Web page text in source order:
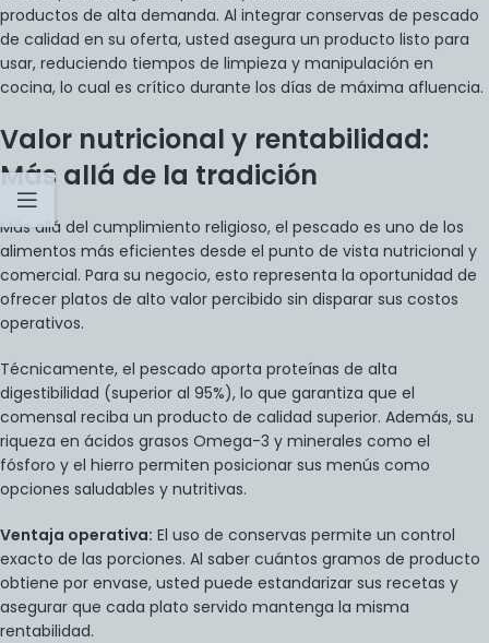
productos de alta demanda. Al integrar conservas de pescado
de calidad en su oferta, usted asegura un producto listo para
usar, reduciendo tiempos de limpieza y manipulación en
cocina, lo cual es crítico durante los días de máxima afluencia.
Valor nutricional y rentabilidad:
Más allá de la tradición
Más allá del cumplimiento religioso, el pescado es uno de los
alimentos más eficientes desde el punto de vista nutricional y
comercial. Para su negocio, esto representa la oportunidad de
ofrecer platos de alto valor percibido sin disparar sus costos
operativos.
Técnicamente, el pescado aporta proteínas de alta
digestibilidad (superior al 95%), lo que garantiza que el
comensal reciba un producto de calidad superior. Además, su
riqueza en ácidos grasos Omega-3 y minerales como el
fósforo y el hierro permiten posicionar sus menús como
opciones saludables y nutritivas.
Ventaja operativa: El uso de conservas permite un control
exacto de las porciones. Al saber cuántos gramos de producto
obtiene por envase, usted puede estandarizar sus recetas y
asegurar que cada plato servido mantenga la misma
rentabilidad.